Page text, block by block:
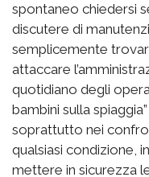
spontaneo chiedersi
discutere di
semplicemente
attaccare
quotidiano degli
bambini sulla
soprattutto nei
qualsiasi condizione,
mettere in sicurezza